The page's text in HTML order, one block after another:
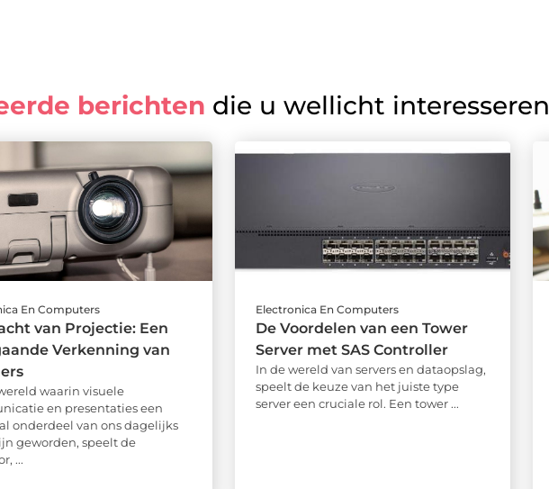
berichten die u wellicht interesseren
En Computers
van Projectie: Een
Verkenning van
waarin visuele
en presentaties een
onderdeel van ons dagelijks
geworden, speelt de
...
Electronica En Computers
De Voordelen van een Tower
Server met SAS Controller
In de wereld van servers en dataopslag,
speelt de keuze van het juiste type
server een cruciale rol. Een tower ...